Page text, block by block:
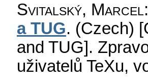
Svitalský, Marcel
a TUG. (Czech)
and TUG].
uživatelů TeXu,